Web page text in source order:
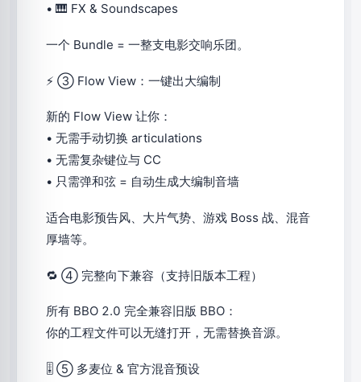
• 🎹 FX & Soundscapes
一个 Bundle = 一整支电影交响乐团。
⚡ ③ Flow View：一键出大编制
新的 Flow View 让你：
• 无需手动切换 articulations
• 无需复杂键位与 CC
• 只需弹和弦 = 自动生成大编制音墙
适合电影预告风、大片气势、游戏 Boss 战、混音
厚墙等。
🔁 ④ 完整向下兼容（支持旧版本工程）
所有 BBO 2.0 完全兼容旧版 BBO：
你的工程文件可以无缝打开，无需替换音源。
🎚 ⑤ 多麦位 & 官方混音预设